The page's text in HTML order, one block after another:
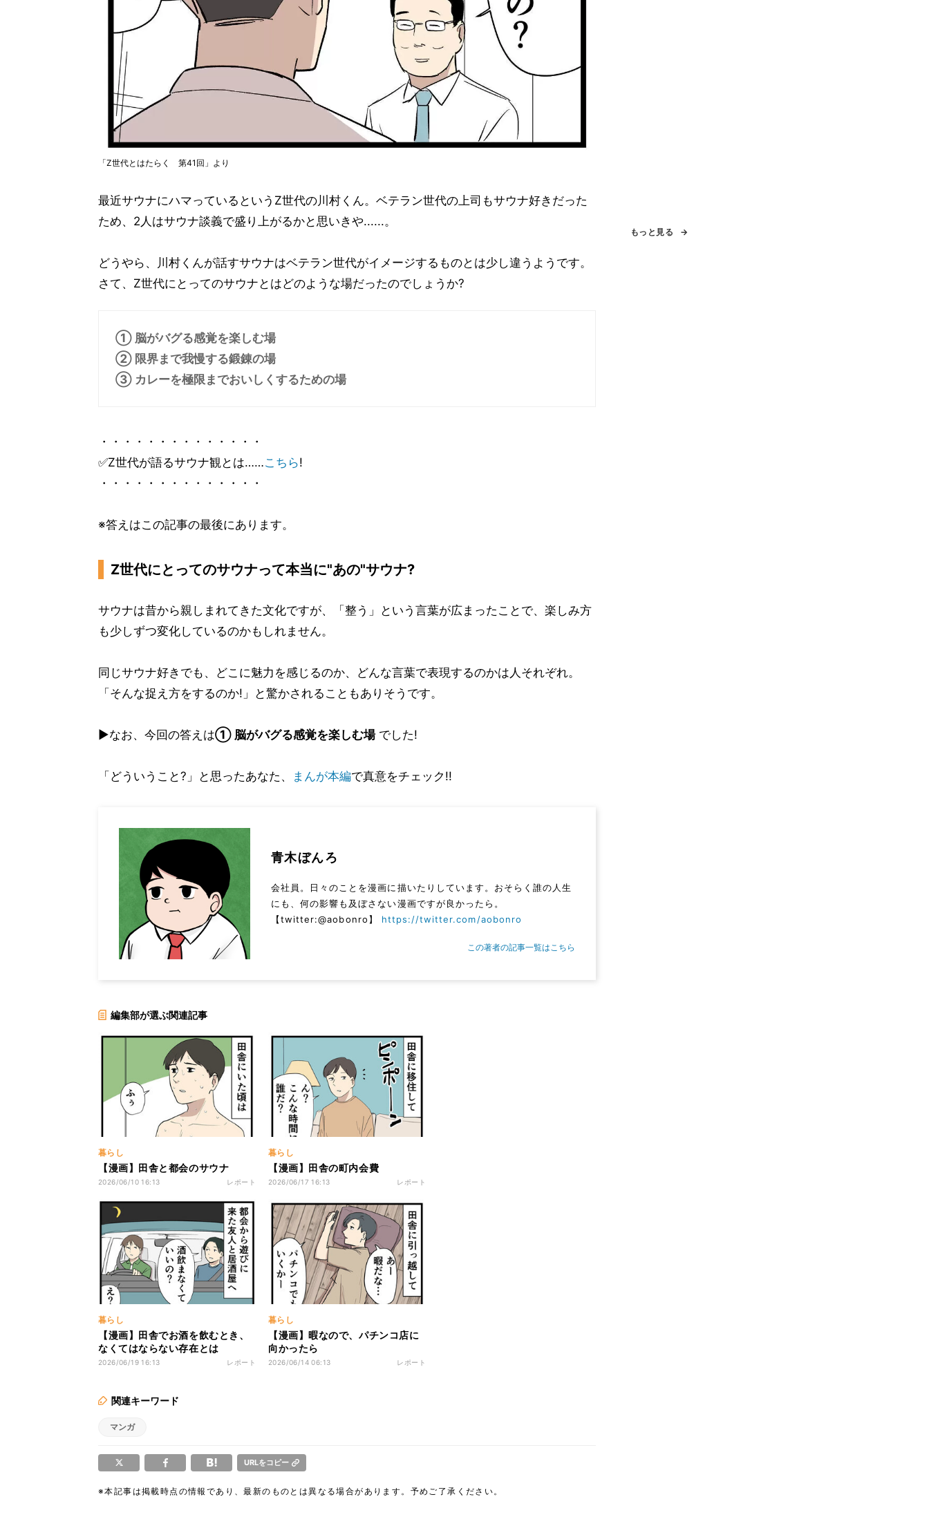
「Z世代とはたらく 第41回」より
最近サウナにハマっているというZ世代の川村くん。ベテラン世代の上司もサウナ好きだった
ため、2人はサウナ談義で盛り上がるかと思いきや......。
どうやら、川村くんが話すサウナはベテラン世代がイメージするものとは少し違うようです。
さて、Z世代にとってのサウナとはどのような場だったのでしょうか?
① 脳がバグる感覚を楽しむ場
② 限界まで我慢する鍛錬の場
③ カレーを極限までおいしくするための場
・・・・・・・・・・・・・・
✅Z世代が語るサウナ観とは……こちら!
・・・・・・・・・・・・・・
※答えはこの記事の最後にあります。
Z世代にとってのサウナって本当に"あの"サウナ?
サウナは昔から親しまれてきた文化ですが、「整う」という言葉が広まったことで、楽しみ方
も少しずつ変化しているのかもしれません。
同じサウナ好きでも、どこに魅力を感じるのか、どんな言葉で表現するのかは人それぞれ。
「そんな捉え方をするのか!」と驚かされることもありそうです。
▶なお、今回の答えは① 脳がバグる感覚を楽しむ場でした!
「どういうこと?」と思ったあなた、 まんが本編で真意をチェック!!
青木ぼんろ
会社員。日々のことを漫画に描いたりしています。おそらく誰の人生
にも、何の影響も及ぼさない漫画ですが良かったら。
【twitter:@aobonro】 https://twitter.com/aobonro
この著者の記事一覧はこちら
編集部が選ぶ関連記事
暮らし
【漫画】田舎と都会のサウナ
2026/06/10 16:13 レポート
暮らし
【漫画】田舎の町内会費
2026/06/17 16:13 レポート
暮らし
【漫画】田舎でお酒を飲むとき、
なくてはならない存在とは
2026/06/19 16:13 レポート
暮らし
【漫画】暇なので、パチンコ店に
向かったら
2026/06/14 06:13 レポート
関連キーワード
マンガ
URLをコピー
※本記事は掲載時点の情報であり、最新のものとは異なる場合があります。予めご了承ください。
もっと見る